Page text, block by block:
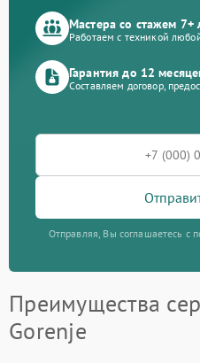
Мастера со стажем 7+
Работаем с техникой
Гарантия до 12
Составляем договор,
Отправляя, Вы соглашаетесь с
Преимущества
Gorenje